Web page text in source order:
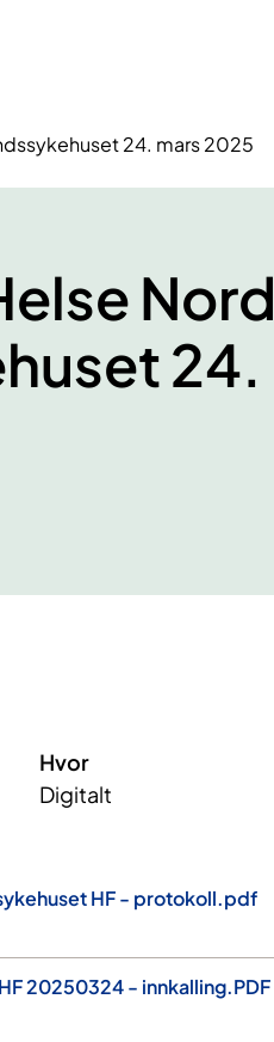
24. mars 2025
Nord
24.
Hvor
Digitalt
HF - protokoll.pdf
20250324 - innkalling.PDF